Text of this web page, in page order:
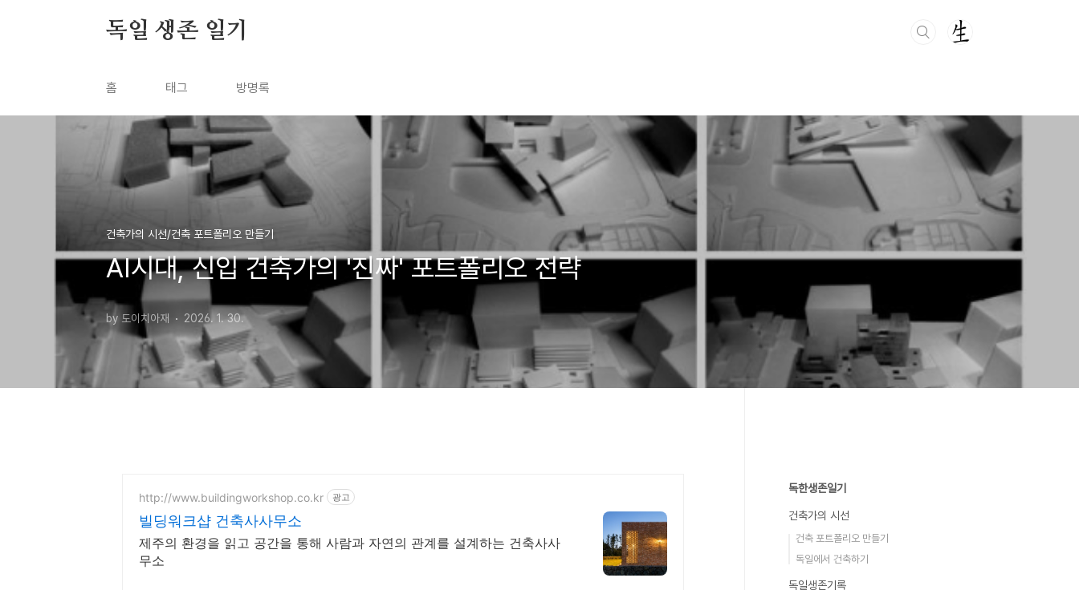
독일 생존 일기
홈 태그 방명록
건축가의 시선/건축 포트폴리오 만들기
AI시대, 신입 건축가의 '진짜' 포트폴리오 전략
by 도이치아재 2026. 1. 30.
http://www.buildingworkshop.co.kr 광고
빌딩워크샵 건축사사무소
제주의 환경을 읽고 공간을 통해 사람과 자연의 관계를 설계하는 건축사사
무소
독한생존일기
건축가의 시선
건축 포트폴리오 만들기
독일에서 건축하기
독일생존기록